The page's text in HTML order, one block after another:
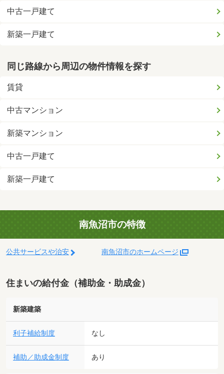
中古一戸建て
新築一戸建て
同じ路線から周辺の物件情報を探す
賃貸
中古マンション
新築マンション
中古一戸建て
新築一戸建て
南魚沼市の特徴
公共サービスや治安 南魚沼市のホームページ
住まいの給付金（補助金・助成金）
新築建築
利子補給制度 なし
補助／助成金制度 あり